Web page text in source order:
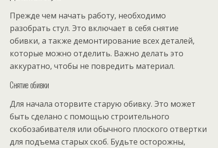
Прежде чем начать работу, необходимо
разобрать стул. Это включает в себя снятие
обивки, а также демонтирование всех деталей,
которые можно отделить. Важно делать это
аккуратно, чтобы не повредить материал.
Снятие обивки
Для начала оторвите старую обивку. Это может
быть сделано с помощью строительного
скобозабивателя или обычного плоского отвертки
для подъема старых скоб. Будьте осторожны,